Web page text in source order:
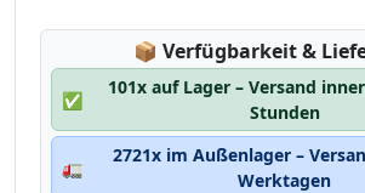
📦 Lagerstatus:
Verfügbarkeit &
✅
101x auf Lager – Versand
Stunden
🚛
2721x im Außenlager –
Werktagen